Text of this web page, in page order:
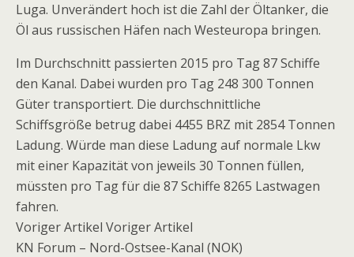
Luga. Unverändert hoch ist die Zahl der Öltanker, die
Öl aus russischen Häfen nach Westeuropa bringen.
Im Durchschnitt passierten 2015 pro Tag 87 Schiffe
den Kanal. Dabei wurden pro Tag 248 300 Tonnen
Güter transportiert. Die durchschnittliche
Schiffsgröße betrug dabei 4455 BRZ mit 2854 Tonnen
Ladung. Würde man diese Ladung auf normale Lkw
mit einer Kapazität von jeweils 30 Tonnen füllen,
müssten pro Tag für die 87 Schiffe 8265 Lastwagen
fahren.
Voriger Artikel Voriger Artikel
KN Forum – Nord-Ostsee-Kanal (NOK)